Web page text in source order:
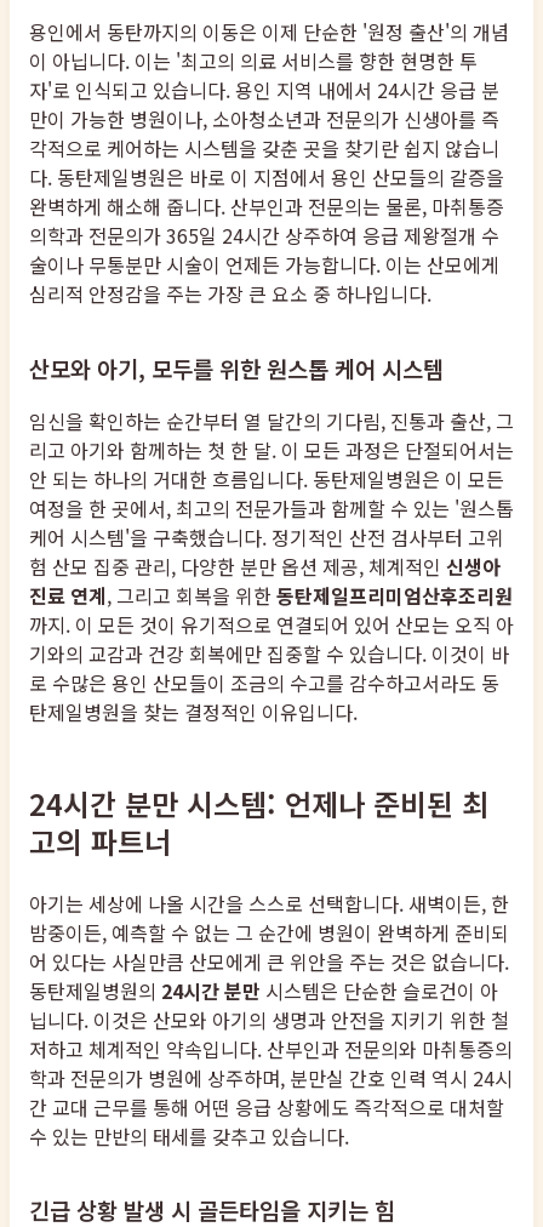
용인에서 동탄까지의 이동은 이제 단순한 '원정 출산'의 개념
이 아닙니다. 이는 '최고의 의료 서비스를 향한 현명한 투
자'로 인식되고 있습니다. 용인 지역 내에서 24시간 응급 분
만이 가능한 병원이나, 소아청소년과 전문의가 신생아를 즉
각적으로 케어하는 시스템을 갖춘 곳을 찾기란 쉽지 않습니
다. 동탄제일병원은 바로 이 지점에서 용인 산모들의 갈증을
완벽하게 해소해 줍니다. 산부인과 전문의는 물론, 마취통증
의학과 전문의가 365일 24시간 상주하여 응급 제왕절개 수
술이나 무통분만 시술이 언제든 가능합니다. 이는 산모에게
심리적 안정감을 주는 가장 큰 요소 중 하나입니다.
산모와 아기, 모두를 위한 원스톱 케어 시스템
임신을 확인하는 순간부터 열 달간의 기다림, 진통과 출산, 그
리고 아기와 함께하는 첫 한 달. 이 모든 과정은 단절되어서는
안 되는 하나의 거대한 흐름입니다. 동탄제일병원은 이 모든
여정을 한 곳에서, 최고의 전문가들과 함께할 수 있는 '원스톱
케어 시스템'을 구축했습니다. 정기적인 산전 검사부터 고위
험 산모 집중 관리, 다양한 분만 옵션 제공, 체계적인 신생아
진료 연계, 그리고 회복을 위한동탄제일프리미엄산후조리원
까지. 이 모든 것이 유기적으로 연결되어 있어 산모는 오직 아
기와의 교감과 건강 회복에만 집중할 수 있습니다. 이것이 바
로 수많은 용인 산모들이 조금의 수고를 감수하고서라도 동
탄제일병원을 찾는 결정적인 이유입니다.
24시간 분만 시스템: 언제나 준비된 최
고의 파트너
아기는 세상에 나올 시간을 스스로 선택합니다. 새벽이든, 한
밤중이든, 예측할 수 없는 그 순간에 병원이 완벽하게 준비되
어 있다는 사실만큼 산모에게 큰 위안을 주는 것은 없습니다.
동탄제일병원의 24시간 분만 시스템은 단순한 슬로건이 아
닙니다. 이것은 산모와 아기의 생명과 안전을 지키기 위한 철
저하고 체계적인 약속입니다. 산부인과 전문의와 마취통증의
학과 전문의가 병원에 상주하며, 분만실 간호 인력 역시 24시
간 교대 근무를 통해 어떤 응급 상황에도 즉각적으로 대처할
수 있는 만반의 태세를 갖추고 있습니다.
긴급 상황 발생 시 골든타임을 지키는 힘